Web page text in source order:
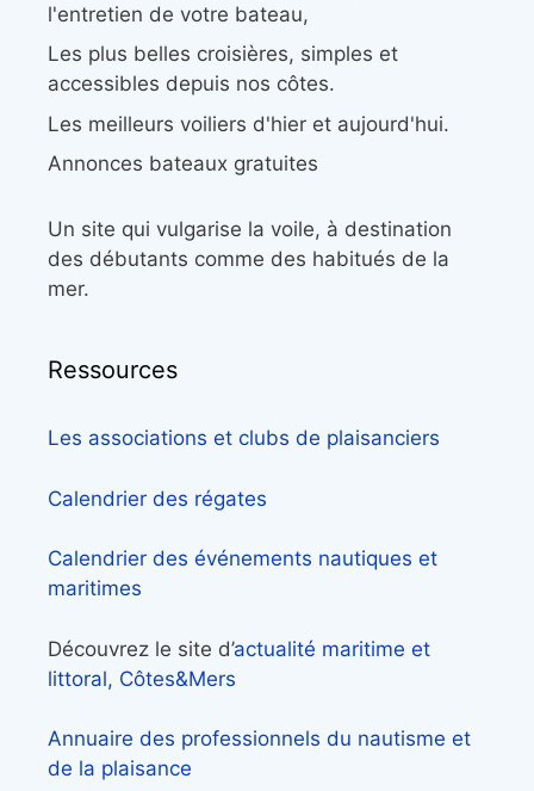
l'entretien de votre bateau,
Les plus belles croisières, simples et
accessibles depuis nos côtes.
Les meilleurs voiliers d'hier et aujourd'hui.
Annonces bateaux gratuites
Un site qui vulgarise la voile, à destination
des débutants comme des habitués de la
mer.
Ressources
Les associations et clubs de plaisanciers
Calendrier des régates
Calendrier des événements nautiques et
maritimes
Découvrez le site d’actualité maritime et
littoral, Côtes&Mers
Annuaire des professionnels du nautisme et
de la plaisance